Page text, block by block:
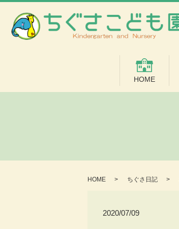
HOME
HOME ちぐさ日記
2020/07/09